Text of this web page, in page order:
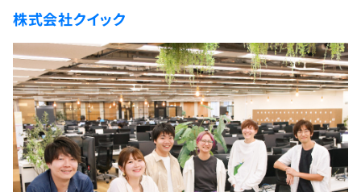
新卒エージェント
イベント・セミナー
インタビュー
就活成功ガイド
4択課題
リファレンス
プラン
個人向けプラン
評価結果一覧
再チャレンジ結果一覧
Tech Team Journal
paiza times
note
paizaとは？
株式会社クイック